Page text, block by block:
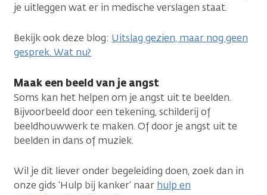
je uitleggen wat er in medische verslagen staat.
Bekijk ook deze blog: Uitslag gezien, maar nog geen
gesprek. Wat nu?
Maak een beeld van je angst
Soms kan het helpen om je angst uit te beelden.
Bijvoorbeeld door een tekening, schilderij of
beeldhouwwerk te maken. Of door je angst uit te
beelden in dans of muziek.
Wil je dit liever onder begeleiding doen, zoek dan in
onze gids ‘Hulp bij kanker’ naar hulp en